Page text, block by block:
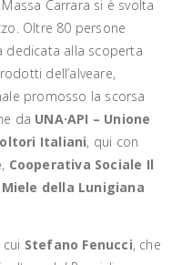
Carrara si è svolta
Oltre 80 persone
dedicata alla scoperta
dell’alveare,
promosso la scorsa
da UNA·API – Unione
Italiani, qui con
, Cooperativa Sociale Il
della Lunigiana
Stefano Fenucci, che